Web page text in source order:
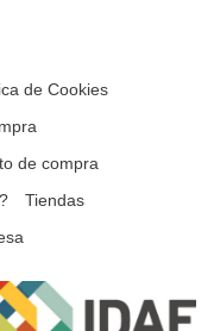
de Cookies
de compra
Tiendas